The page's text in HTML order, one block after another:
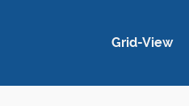
Grid-View